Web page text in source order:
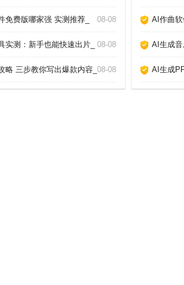
免费版哪家强 实测推荐_ 08-08
实测：新手也能快速出片_ 08-08
略 三步教你写出爆款内容_ 08-08
AI作曲软
AI生成音
AI生成